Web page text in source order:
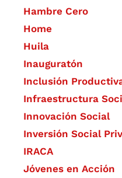
Hambre Cero
Home
Huila
Inauguratón
Inclusión
Infraestructura
​Innovación Social
Inversión Social
IRACA
Jóvenes en Acción